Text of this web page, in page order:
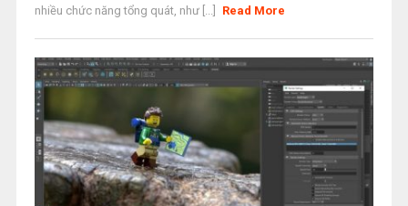
nhiều chức năng tổng quát, như [...]
Read More